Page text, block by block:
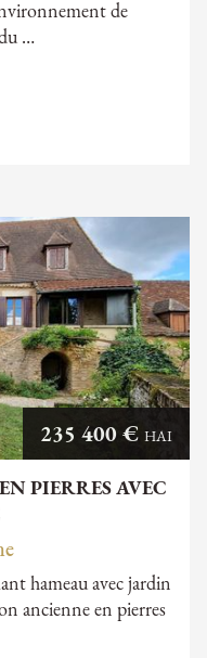
de
…
PIERRES AVEC
235 400 € HAI
hameau avec jardin
ancienne en pierres